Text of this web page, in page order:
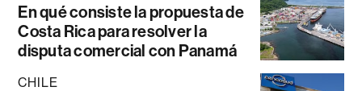
En qué consiste la propuesta de
Costa Rica para resolver la
disputa comercial con Panamá
CHILE